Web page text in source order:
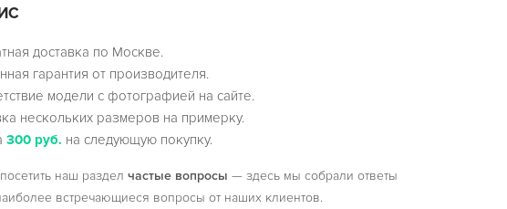
доставка по Москве.
гарантия от производителя.
модели с фотографией на сайте.
нескольких размеров на примерку.
300 руб. на следующую покупку.
наш разделчастые вопросы — здесь мы собрали ответы
встречающиеся вопросы от наших клиентов.